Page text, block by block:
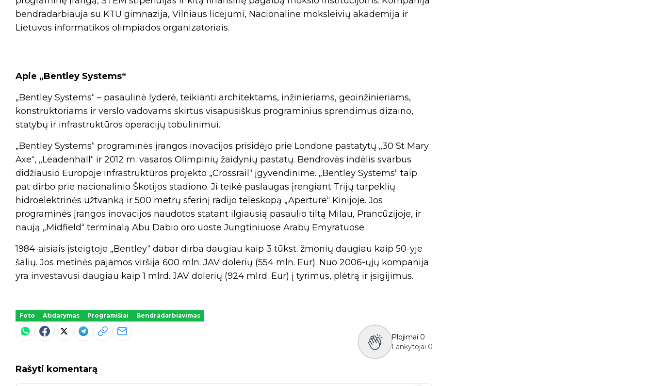
bendradarbiauja su KTU gimnazija, Vilniaus licėjumi, Nacionaline moksleivių akademija ir
Lietuvos informatikos olimpiados organizatoriais.
Apie „Bentley Systems“
„Bentley Systems“ – pasaulinė lyderė, teikianti architektams, inžinieriams, geoinžinieriams,
konstruktoriams ir verslo vadovams skirtus visapusiškus programinius sprendimus dizaino,
statybų ir infrastruktūros operacijų tobulinimui.
„Bentley Systems“ programinės įrangos inovacijos prisidėjo prie Londone pastatytų „30 St Mary
Axe“, „Leadenhall“ ir 2012 m. vasaros Olimpinių žaidynių pastatų. Bendrovės indėlis svarbus
didžiausio Europoje infrastruktūros projekto „Crossrail“ įgyvendinime. „Bentley Systems“ taip
pat dirbo prie nacionalinio Škotijos stadiono. Ji teikė paslaugas įrengiant Trijų tarpeklių
hidroelektrinės užtvanką ir 500 metrų sferinį radijo teleskopą „Aperture“ Kinijoje. Jos
programinės įrangos inovacijos naudotos statant ilgiausią pasaulio tiltą Milau, Prancūzijoje, ir
naują „Midfield“ terminalą Abu Dabio oro uoste Jungtiniuose Arabų Emyratuose.
1984-aisiais įsteigtoje „Bentley“ dabar dirba daugiau kaip 3 tūkst. žmonių daugiau kaip 50-yje
šalių. Jos metinės pajamos viršija 600 mln. JAV dolerių (554 mln. Eur). Nuo 2006-ųjų kompanija
yra investavusi daugiau kaip 1 mlrd. JAV dolerių (924 mlrd. Eur) į tyrimus, plėtrą ir įsigijimus.
Foto Atidarymas Programišiai Bendradarbiavimas
Plojimai 0
Lankytojai 0
Rašyti komentarą